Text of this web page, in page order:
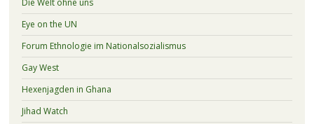
Eye on the UN
Forum Ethnologie im Nationalsozialismus
Gay West
Hexenjagden in Ghana
Jihad Watch